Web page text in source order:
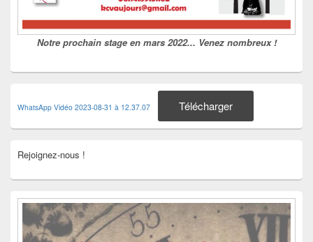
Notre prochain stage en mars 2022... Venez nombreux !
WhatsApp Vidéo 2023-08-31 à 12.37.07 Télécharger
Rejoignez-nous !